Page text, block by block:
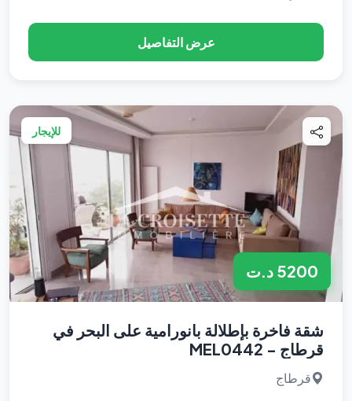
عرض التفاصيل
للإيجار
5200 د.ت
شقة فاخرة بإطلالة بانورامية على البحر في
قرطاج - MEL0442
قرطاج